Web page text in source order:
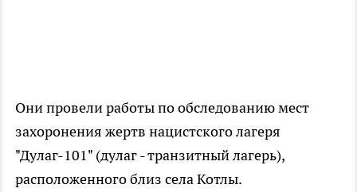
Они провели работы по обследованию мест
захоронения жертв нацистского лагеря
"Дулаг-101" (дулаг - транзитный лагерь),
расположенного близ села Котлы.